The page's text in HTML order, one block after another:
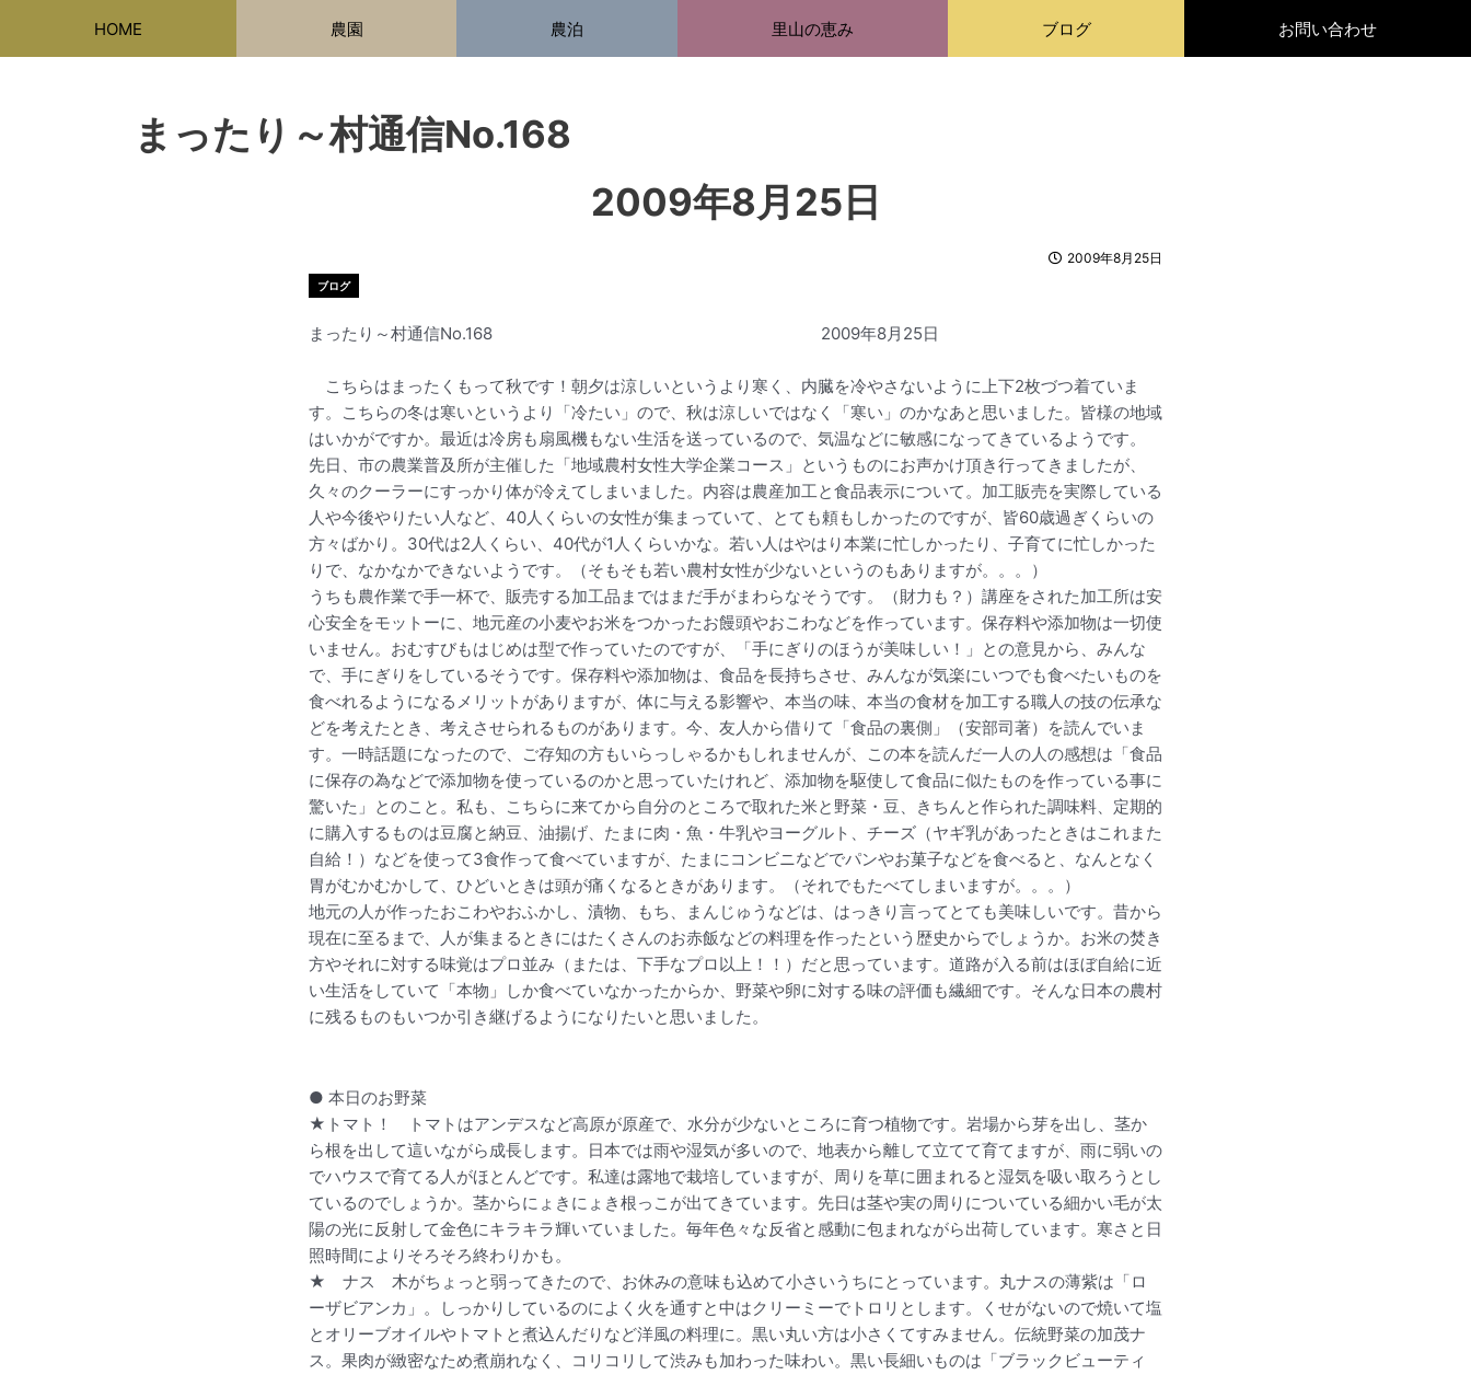
を
HOME 農園 農泊 里山の恵み ブログ お問い合わせ
まったり～村通信No.168
2009年8月25日
2009年8月25日
ブログ
まったり～村通信No.168 2009年8月25日
こちらはまったくもって秋です！朝夕は涼しいというより寒く、内臓を冷やさないように上下2枚づつ着ていま
す。こちらの冬は寒いというより「冷たい」ので、秋は涼しいではなく「寒い」のかなあと思いました。皆様の地域
はいかがですか。最近は冷房も扇風機もない生活を送っているので、気温などに敏感になってきているようです。
先日、市の農業普及所が主催した「地域農村女性大学企業コース」というものにお声かけ頂き行ってきましたが、
久々のクーラーにすっかり体が冷えてしまいました。内容は農産加工と食品表示について。加工販売を実際している
人や今後やりたい人など、40人くらいの女性が集まっていて、とても頼もしかったのですが、皆60歳過ぎくらいの
方々ばかり。30代は2人くらい、40代が1人くらいかな。若い人はやはり本業に忙しかったり、子育てに忙しかった
りで、なかなかできないようです。（そもそも若い農村女性が少ないというのもありますが。。。）
うちも農作業で手一杯で、販売する加工品まではまだ手がまわらなそうです。（財力も？）講座をされた加工所は安
心安全をモットーに、地元産の小麦やお米をつかったお饅頭やおこわなどを作っています。保存料や添加物は一切使
いません。おむすびもはじめは型で作っていたのですが、「手にぎりのほうが美味しい！」との意見から、みんな
で、手にぎりをしているそうです。保存料や添加物は、食品を長持ちさせ、みんなが気楽にいつでも食べたいものを
食べれるようになるメリットがありますが、体に与える影響や、本当の味、本当の食材を加工する職人の技の伝承な
どを考えたとき、考えさせられるものがあります。今、友人から借りて「食品の裏側」（安部司著）を読んでいま
す。一時話題になったので、ご存知の方もいらっしゃるかもしれませんが、この本を読んだ一人の人の感想は「食品
に保存の為などで添加物を使っているのかと思っていたけれど、添加物を駆使して食品に似たものを作っている事に
驚いた」とのこと。私も、こちらに来てから自分のところで取れた米と野菜・豆、きちんと作られた調味料、定期的
に購入するものは豆腐と納豆、油揚げ、たまに肉・魚・牛乳やヨーグルト、チーズ（ヤギ乳があったときはこれまた
自給！）などを使って3食作って食べていますが、たまにコンビニなどでパンやお菓子などを食べると、なんとなく
胃がむかむかして、ひどいときは頭が痛くなるときがあります。（それでもたべてしまいますが。。。）
地元の人が作ったおこわやおふかし、漬物、もち、まんじゅうなどは、はっきり言ってとても美味しいです。昔から
現在に至るまで、人が集まるときにはたくさんのお赤飯などの料理を作ったという歴史からでしょうか。お米の焚き
方やそれに対する味覚はプロ並み（または、下手なプロ以上！！）だと思っています。道路が入る前はほぼ自給に近
い生活をしていて「本物」しか食べていなかったからか、野菜や卵に対する味の評価も繊細です。そんな日本の農村
に残るものもいつか引き継げるようになりたいと思いました。
● 本日のお野菜
★トマト！ トマトはアンデスなど高原が原産で、水分が少ないところに育つ植物です。岩場から芽を出し、茎か
ら根を出して這いながら成長します。日本では雨や湿気が多いので、地表から離して立てて育てますが、雨に弱いの
でハウスで育てる人がほとんどです。私達は露地で栽培していますが、周りを草に囲まれると湿気を吸い取ろうとし
ているのでしょうか。茎からにょきにょき根っこが出てきています。先日は茎や実の周りについている細かい毛が太
陽の光に反射して金色にキラキラ輝いていました。毎年色々な反省と感動に包まれながら出荷しています。寒さと日
照時間によりそろそろ終わりかも。
★ ナス 木がちょっと弱ってきたので、お休みの意味も込めて小さいうちにとっています。丸ナスの薄紫は「ロ
ーザビアンカ」。しっかりしているのによく火を通すと中はクリーミーでトロリとします。くせがないので焼いて塩
とオリーブオイルやトマトと煮込んだりなど洋風の料理に。黒い丸い方は小さくてすみません。伝統野菜の加茂ナ
ス。果肉が緻密なため煮崩れなく、コリコリして渋みも加わった味わい。黒い長細いものは「ブラックビューティ